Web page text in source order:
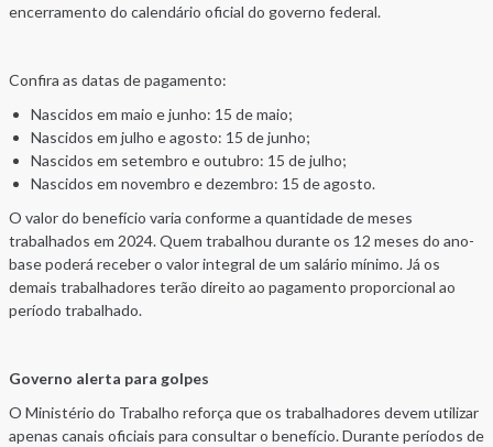
encerramento do calendário oficial do governo federal.
Confira as datas de pagamento:
Nascidos em maio e junho: 15 de maio;
Nascidos em julho e agosto: 15 de junho;
Nascidos em setembro e outubro: 15 de julho;
Nascidos em novembro e dezembro: 15 de agosto.
O valor do benefício varia conforme a quantidade de meses
trabalhados em 2024. Quem trabalhou durante os 12 meses do ano-
base poderá receber o valor integral de um salário mínimo. Já os
demais trabalhadores terão direito ao pagamento proporcional ao
período trabalhado.
Governo alerta para golpes
O Ministério do Trabalho reforça que os trabalhadores devem utilizar
apenas canais oficiais para consultar o benefício. Durante períodos de